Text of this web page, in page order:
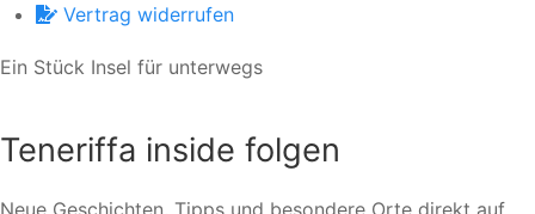
Vertrag widerrufen
Ein Stück Insel für unterwegs
Teneriffa inside folgen
Neue Geschichten, Tipps und besondere Orte direkt auf